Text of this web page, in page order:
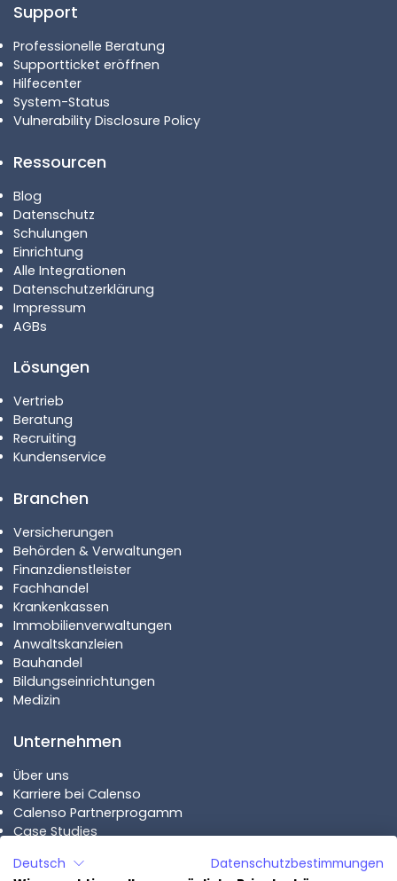
Support
Professionelle Beratung
Supportticket eröffnen
Hilfecenter
System-Status
Vulnerability Disclosure Policy
Ressourcen
Blog
Datenschutz
Schulungen
Einrichtung
Alle Integrationen
Datenschutzerklärung
Impressum
AGBs
Lösungen
Vertrieb
Beratung
Recruiting
Kundenservice
Branchen
Versicherungen
Behörden & Verwaltungen
Finanzdienstleister
Fachhandel
Krankenkassen
Immobilienverwaltungen
Anwaltskanzleien
Bauhandel
Bildungseinrichtungen
Medizin
Unternehmen
Über uns
Karriere bei Calenso
Calenso Partnerprogamm
Case Studies
Pläne
Deutsch
Datenschutzbestimmungen